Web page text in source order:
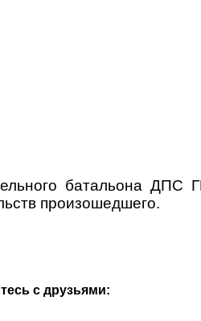
батальона
произошедшего.
с друзьями: